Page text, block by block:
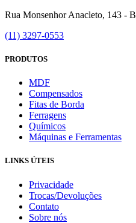
Rua Monsenhor Anacleto, 143 -
(11) 3297-0553
PRODUTOS
MDF
Compensados
Fitas de Borda
Ferragens
Químicos
Máquinas e Ferramentas
LINKS ÚTEIS
Privacidade
Trocas/Devoluções
Contato
Sobre nós